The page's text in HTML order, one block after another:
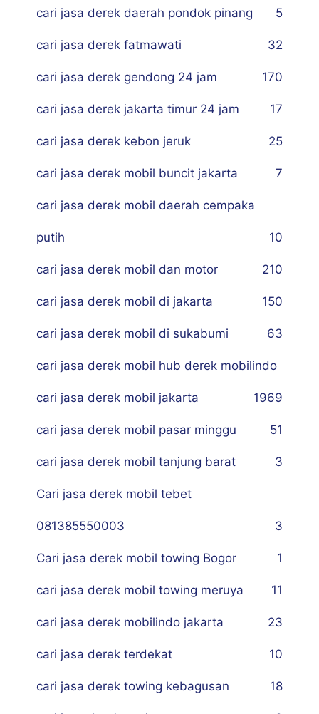
cari jasa derek daerah pondok pinang 5
cari jasa derek fatmawati 32
cari jasa derek gendong 24 jam 170
cari jasa derek jakarta timur 24 jam 17
cari jasa derek kebon jeruk 25
cari jasa derek mobil buncit jakarta 7
cari jasa derek mobil daerah cempaka
putih 10
cari jasa derek mobil dan motor 210
cari jasa derek mobil di jakarta 150
cari jasa derek mobil di sukabumi 63
cari jasa derek mobil hub derek mobilindo
69
cari jasa derek mobil jakarta 19
cari jasa derek mobil pasar minggu 51
cari jasa derek mobil tanjung barat 3
Cari jasa derek mobil tebet
081385550003 3
Cari jasa derek mobil towing Bogor 1
cari jasa derek mobil towing meruya 11
cari jasa derek mobilindo jakarta 23
cari jasa derek terdekat 10
cari jasa derek towing kebagusan 18